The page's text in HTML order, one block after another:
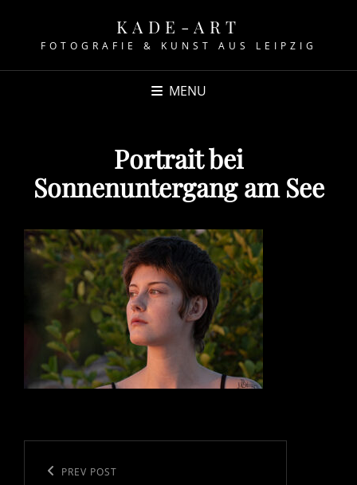
KADE-ART
FOTOGRAFIE & KUNST AUS LEIPZIG
MENU
Portrait bei
Sonnenuntergang am See
Previous
PREV POST